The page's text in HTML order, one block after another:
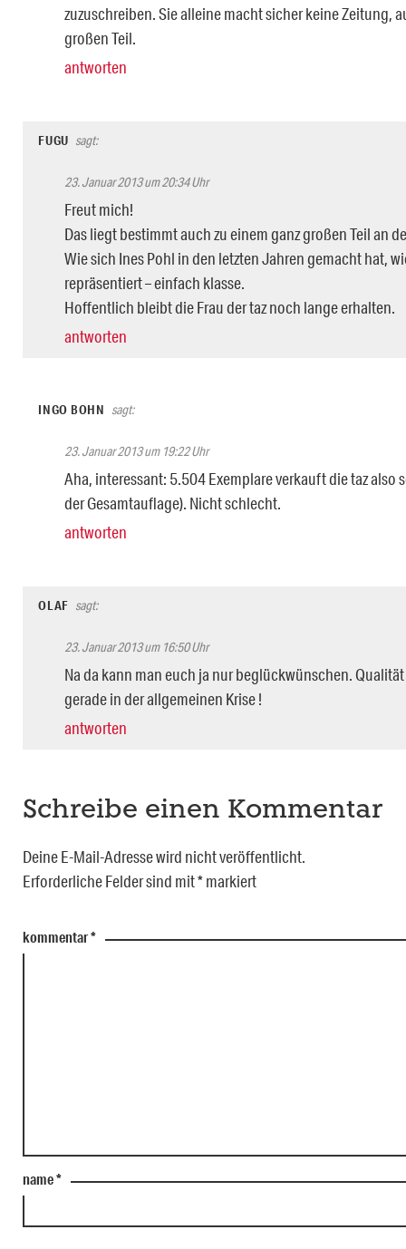
zuzuschreiben. Sie alleine macht sicher keine Zeitung,
großen Teil.
antworten
FUGU sagt:
23. Januar 2013 um 20:34 Uhr
Freut mich!
Das liegt bestimmt auch zu einem ganz großen Teil an
Wie sich Ines Pohl in den letzten Jahren gemacht hat,
repräsentiert – einfach klasse.
Hoffentlich bleibt die Frau der taz noch lange erhalten.
antworten
INGO BOHN sagt:
23. Januar 2013 um 19:22 Uhr
Aha, interessant: 5.504 Exemplare verkauft die taz also
der Gesamtauflage). Nicht schlecht.
antworten
OLAF sagt:
23. Januar 2013 um 16:50 Uhr
Na da kann man euch ja nur beglückwünschen.
gerade in der allgemeinen Krise !
antworten
Schreibe einen Kommentar
Deine E-Mail-Adresse wird nicht veröffentlicht.
Erforderliche Felder sind mit*markiert
kommentar*
name*